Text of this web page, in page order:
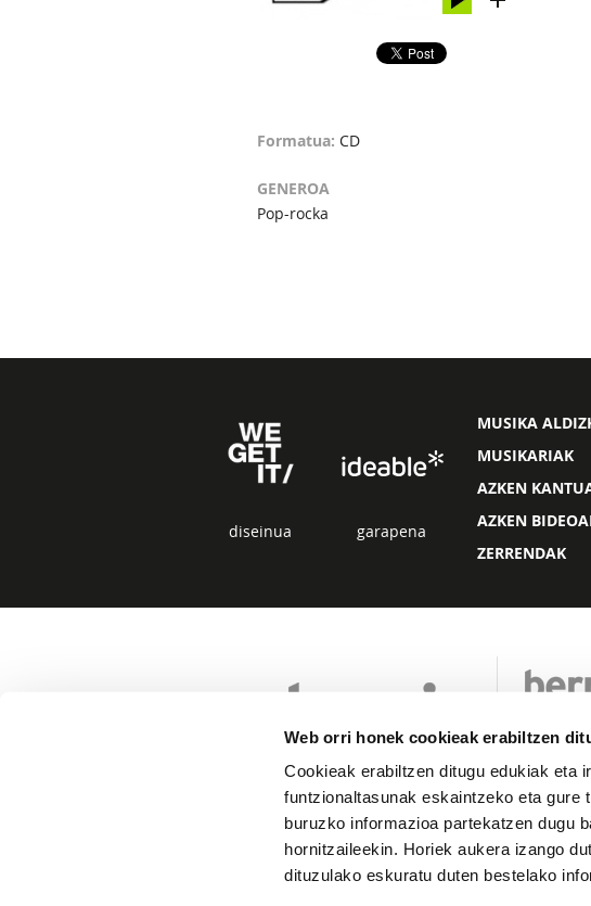
Web orri honek cookieak erabiltzen
Cookieak erabiltzen ditugu edukiak eta
funtzionaltasunak eskaintzeko eta gure
buruzko informazioa partekatzen dugu
hornitzaileekin. Horiek aukera izango
dituzulako eskuratu duten bestelako
Formatua: CD
GENEROA
Pop-rocka
diseinua garapena
MUSIKA
MUSIKARIAK
AZKEN
AZKEN
ZERRENDAK